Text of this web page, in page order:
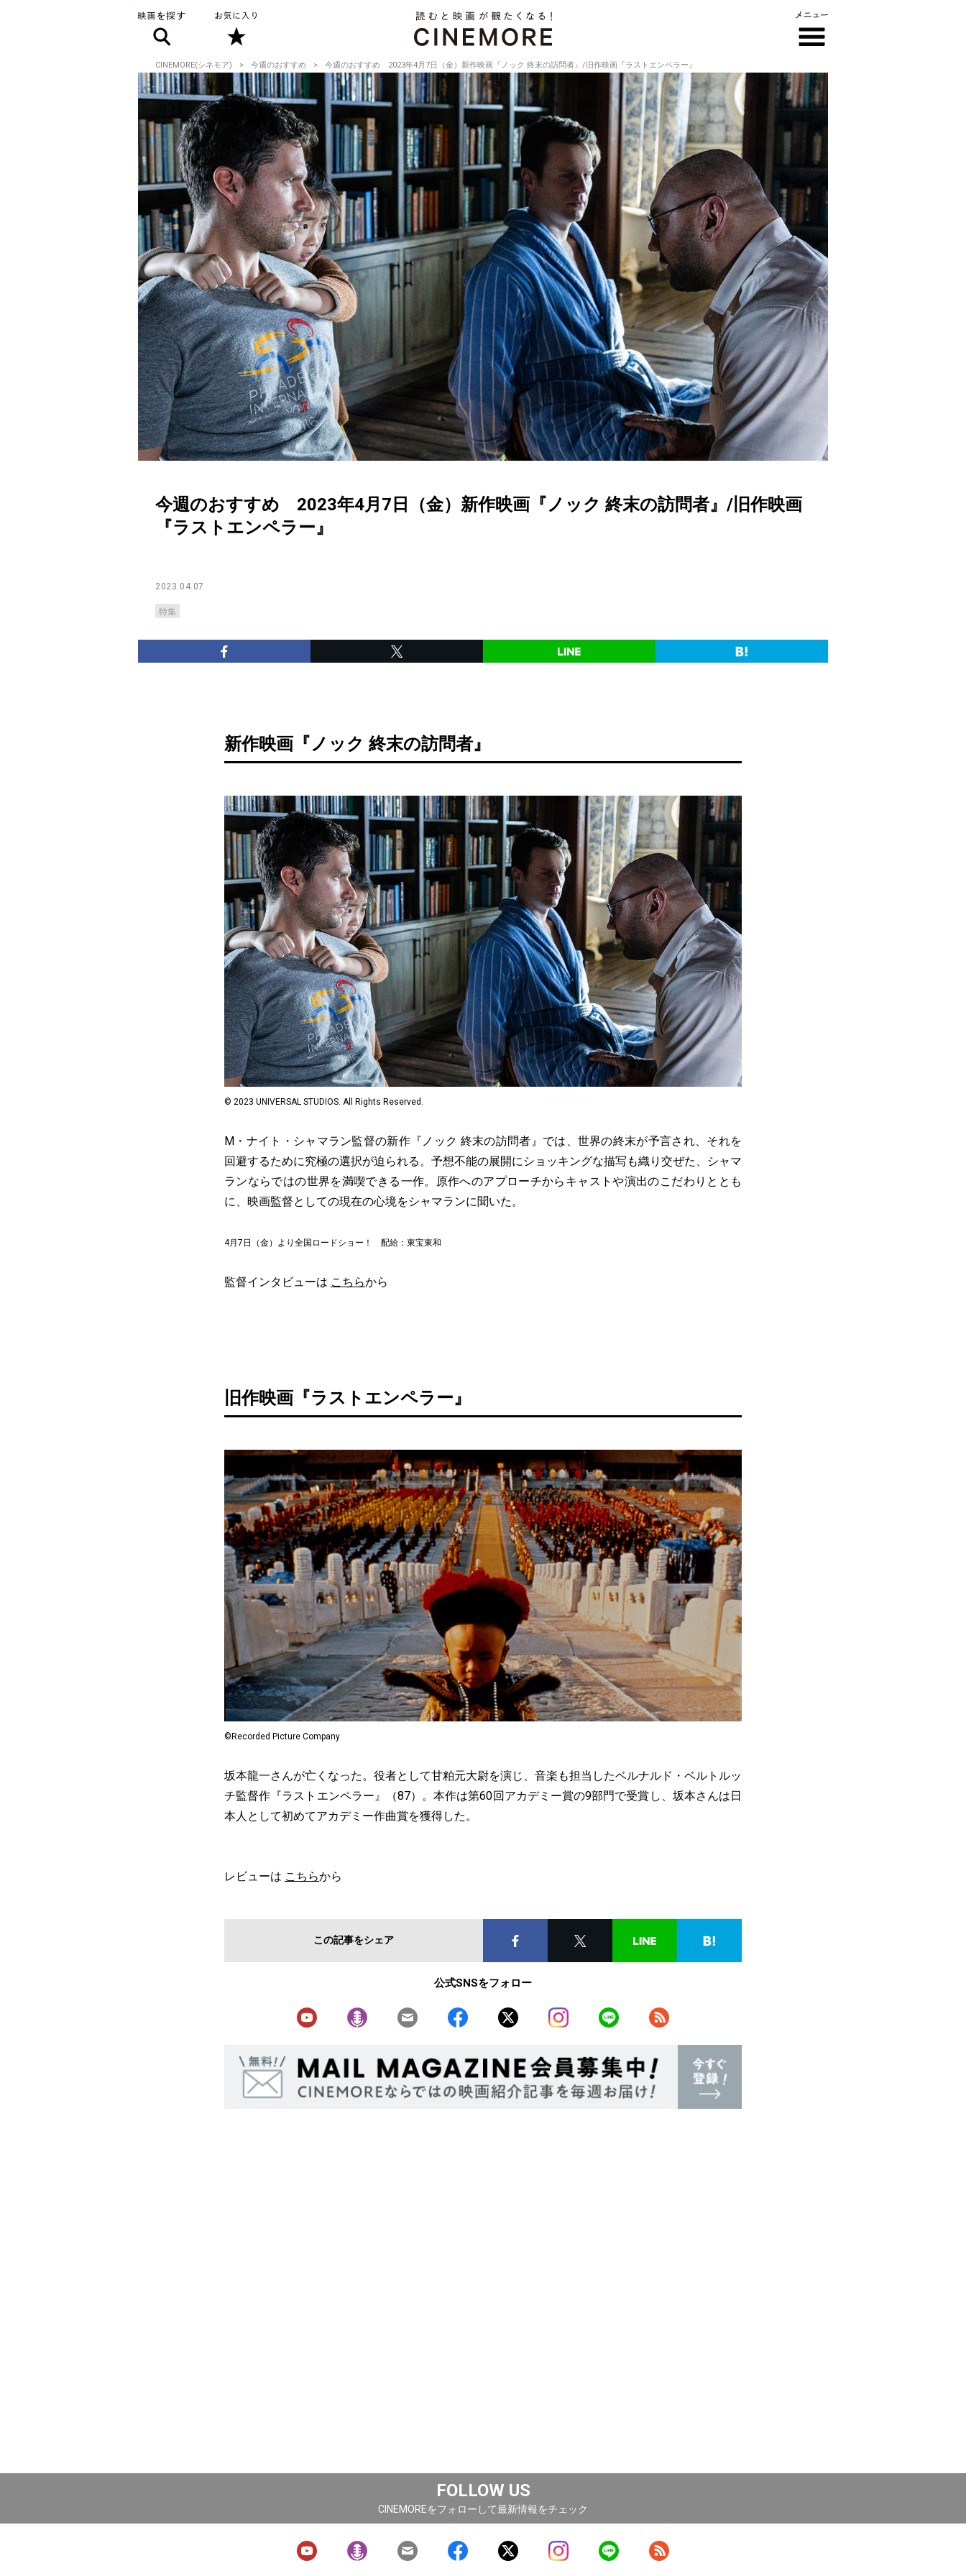
CINEMORE(シネモア) 今週のおすすめ 今週のおすすめ 2023年4月7日（金）新作映画『ノック 終末の訪問者』/旧作映画『ラストエンペラー』
今週のおすすめ 2023年4月7日（金）新作映画『ノック 終末の訪問者』/旧作映画
『ラストエンペラー』
2023.04.07
特集
新作映画『ノック 終末の訪問者』
© 2023 UNIVERSAL STUDIOS. All Rights Reserved.
M・ナイト・シャマラン監督の新作『ノック 終末の訪問者』では、世界の終末が予言され、それを
回避するために究極の選択が迫られる。予想不能の展開にショッキングな描写も織り交ぜた、シャマ
ランならではの世界を満喫できる一作。原作へのアプローチからキャストや演出のこだわりととも
に、映画監督としての現在の心境をシャマランに聞いた。
4月7日（金）より全国ロードショー！ 配給：東宝東和
監督インタビューは こちらから
旧作映画『ラストエンペラー』
©Recorded Picture Company
坂本龍一さんが亡くなった。役者として甘粕元大尉を演じ、音楽も担当したベルナルド・ベルトルッ
チ監督作『ラストエンペラー』（87）。本作は第60回アカデミー賞の9部門で受賞し、坂本さんは日
本人として初めてアカデミー作曲賞を獲得した。
レビューは こちらから
この記事をシェア
公式SNSをフォロー
FOLLOW US
CINEMOREをフォローして最新情報をチェック